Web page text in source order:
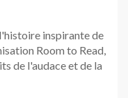
inspirante de
Room to Read,
de l'audace et de la